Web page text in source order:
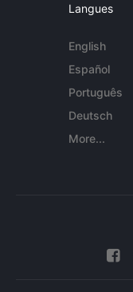
Langues
English
Español
Português
Deutsch
More...